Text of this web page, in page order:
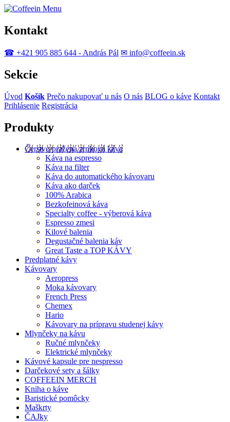
Menu
Kontakt
☎ +421 905 885 644 - András Pál ✉ info@coffeein.sk
Sekcie
Úvod Košík Prečo nakupovať u nás O nás BLOG o káve Kontakt
Prihlásenie Registrácia
Produkty
Čerstvo pražená zrnková káva
Káva na espresso
Káva na filter
Káva do automatického kávovaru
Káva ako darček
100% Arabica
Bezkofeinová káva
Specialty coffee - výberová káva
Espresso zmesi
Kilové balenia
Degustačné balenia káv
Great Taste a TOP KÁVY
Predplatné kávy
Kávovary
Aeropress
Moka kávovary
French Press
Chemex
Hario
Kávovary na prípravu studenej kávy
Mlynčeky na kávu
Ručné mlynčeky
Elektrické mlynčeky
Kávové kapsule pre nespresso
Darčekové sety a šálky
COFFEEIN MERCH
Kniha o káve
Baristické pomôcky
Maškrty
ČAJky